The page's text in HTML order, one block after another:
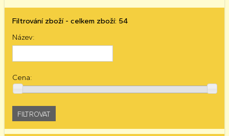
Filtrování zboží - celkem zboží: 54
Název:
Cena: